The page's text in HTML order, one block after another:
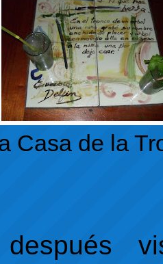
Casa de la